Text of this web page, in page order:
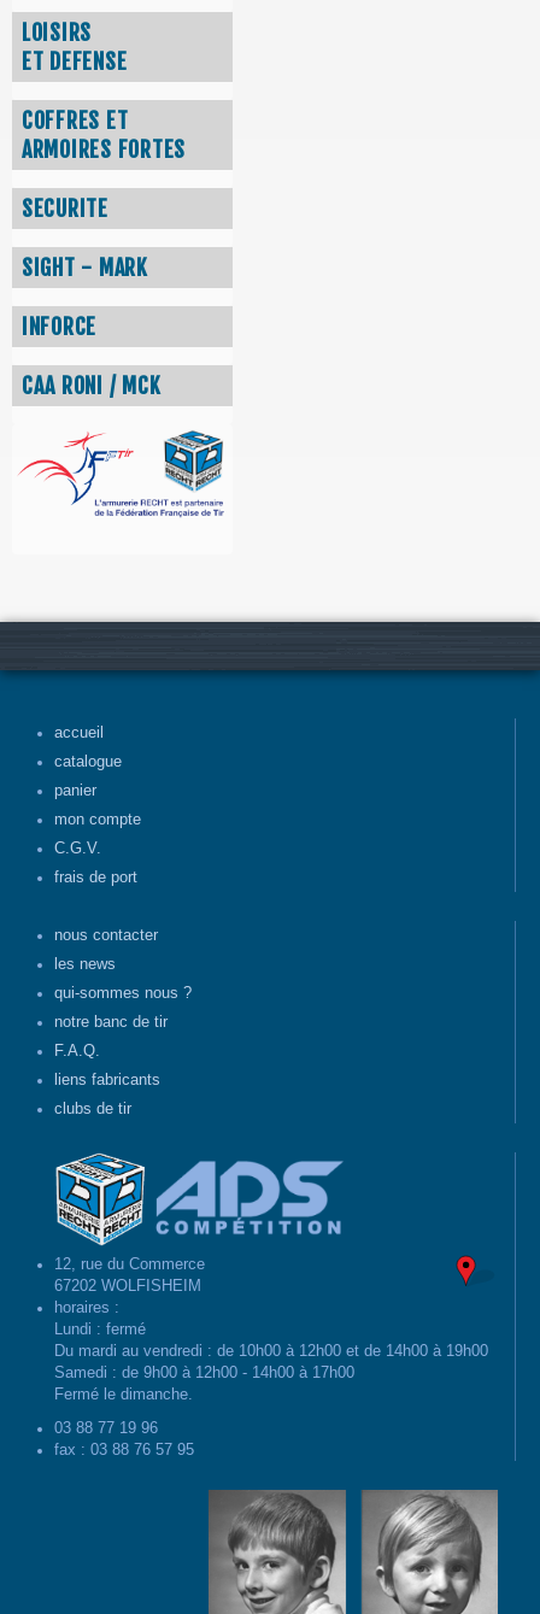
LOISIRS
ET DEFENSE
COFFRES ET
ARMOIRES FORTES
SECURITE
SIGHT - MARK
INFORCE
CAA RONI / MCK
accueil
catalogue
panier
mon compte
C.G.V.
frais de port
nous contacter
les news
qui-sommes nous ?
notre banc de tir
F.A.Q.
liens fabricants
clubs de tir
12, rue du Commerce
67202 WOLFISHEIM
horaires :
Lundi : fermé
Du mardi au vendredi : de 10h00 à 12h00 et de 14h00 à 19h00
Samedi : de 9h00 à 12h00 - 14h00 à 17h00
Fermé le dimanche.
03 88 77 19 96
fax : 03 88 76 57 95